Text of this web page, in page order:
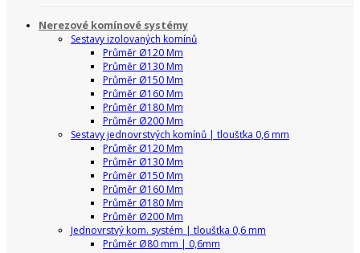
Nerezové komínové systémy
Sestavy izolovaných komínů
Průměr Ø120 Mm
Průměr Ø130 Mm
Průměr Ø150 Mm
Průměr Ø160 Mm
Průměr Ø180 Mm
Průměr Ø200 Mm
Sestavy jednovrstvých komínů | tloušťka 0,6 mm
Průměr Ø120 Mm
Průměr Ø130 Mm
Průměr Ø150 Mm
Průměr Ø160 Mm
Průměr Ø180 Mm
Průměr Ø200 Mm
Jednovrstvý kom. systém | tloušťka 0,6 mm
Průměr Ø80 mm | 0,6mm